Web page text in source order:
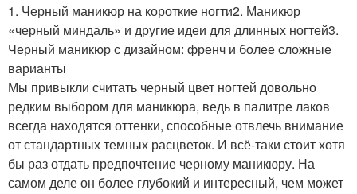
1. Черный маникюр на короткие ногти2. Маникюр
«черный миндаль» и другие идеи для длинных ногтей3.
Черный маникюр с дизайном: френч и более сложные
варианты
Мы привыкли считать черный цвет ногтей довольно
редким выбором для маникюра, ведь в палитре лаков
всегда находятся оттенки, способные отвлечь внимание
от стандартных темных расцветок. И всё-таки стоит хотя
бы раз отдать предпочтение черному маникюру. На
самом деле он более глубокий и интересный, чем может